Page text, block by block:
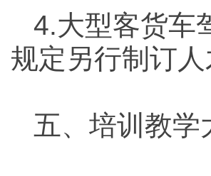
4.大型客货车
规定另行制订
五、培训教学